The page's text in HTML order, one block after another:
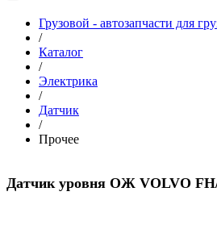
Грузовой - автозапчасти для
/
Каталог
/
Электрика
/
Датчик
/
Прочее
Датчик уровня ОЖ VOLVO